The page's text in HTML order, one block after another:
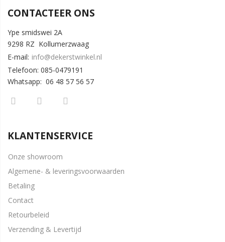
CONTACTEER ONS
Ype smidswei 2A
9298 RZ Kollumerzwaag
E-mail: info@dekerstwinkel.nl
Telefoon: 085-0479191
Whatsapp: 06 48 57 56 57
KLANTENSERVICE
Onze showroom
Algemene- & leveringsvoorwaarden
Betaling
Contact
Retourbeleid
Verzending & Levertijd